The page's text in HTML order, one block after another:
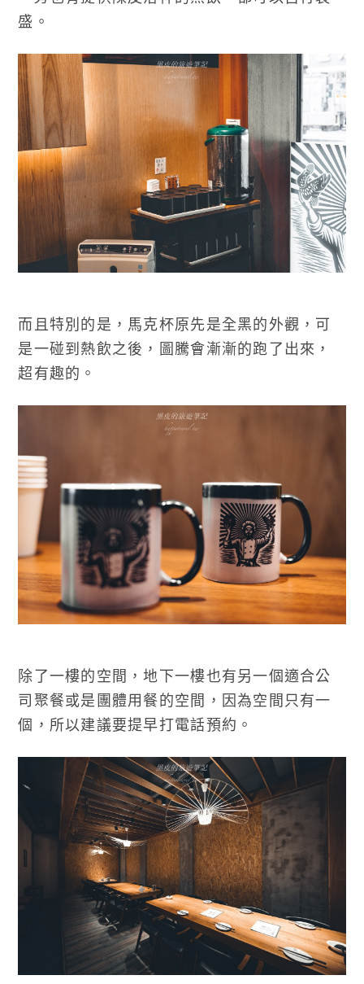
盛。
而且特別的是，馬克杯原先是全黑的外觀，可
是一碰到熱飲之後，圖騰會漸漸的跑了出來，
超有趣的。
除了一樓的空間，地下一樓也有另一個適合公
司聚餐或是團體用餐的空間，因為空間只有一
個，所以建議要提早打電話預約。